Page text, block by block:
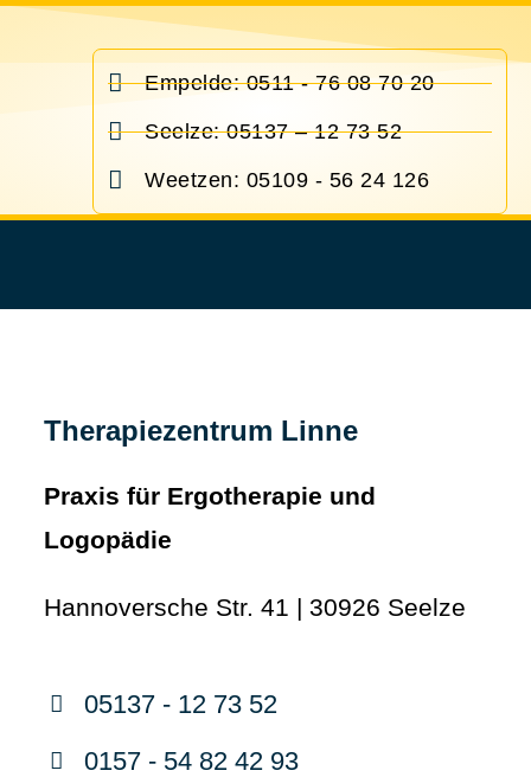
Empelde: 0511 - 76 08 70 20
Seelze: 05137 – 12 73 52
Weetzen: 05109 - 56 24 126
Therapiezentrum Linne
Praxis für Ergotherapie und
Logopädie
Hannoversche Str. 41 | 30926 Seelze
05137 - 12 73 52
0157 - 54 82 42 93